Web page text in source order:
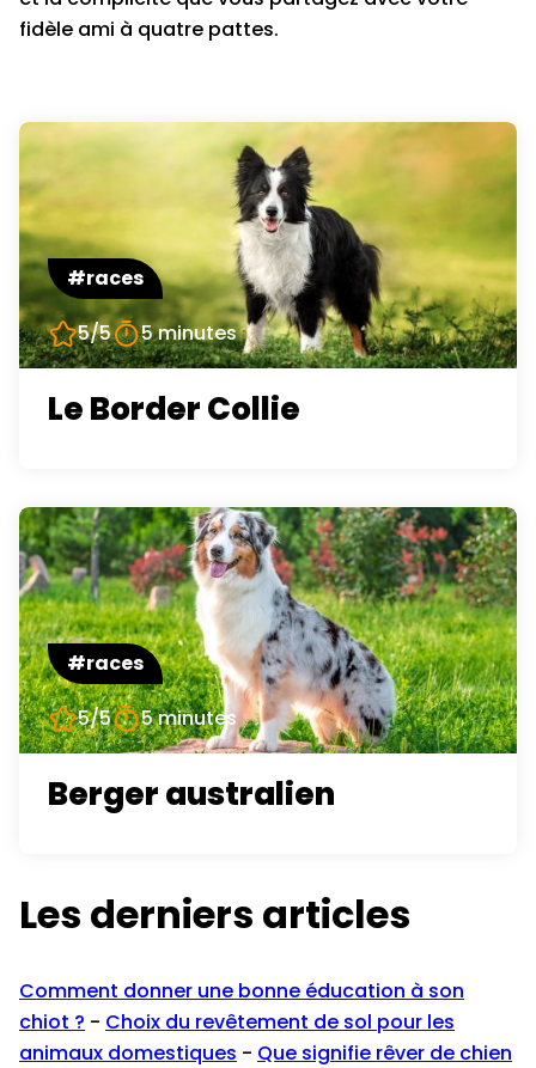
fidèle ami à quatre pattes.
#races
5/5
5 minutes
Le Border Collie
#races
5/5
5 minutes
Berger australien
Les derniers articles
Comment donner une bonne éducation à son
chiot ? - Choix du revêtement de sol pour les
animaux domestiques - Que signifie rêver de chien